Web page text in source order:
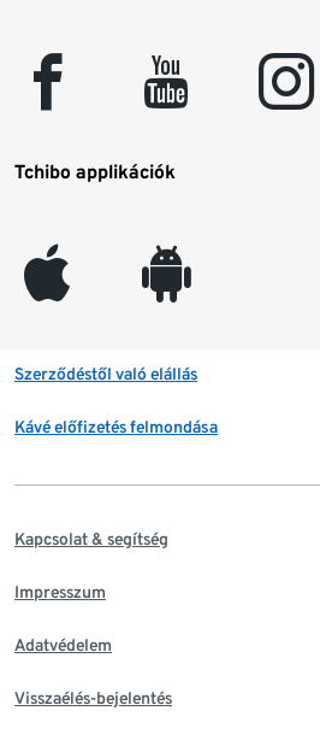
facebook youtube instagram
Tchibo applikációk
appleinc android
Szerződéstől való elállás
Kávé előfizetés felmondása
Kapcsolat & segítség
Impresszum
Adatvédelem
Visszaélés-bejelentés